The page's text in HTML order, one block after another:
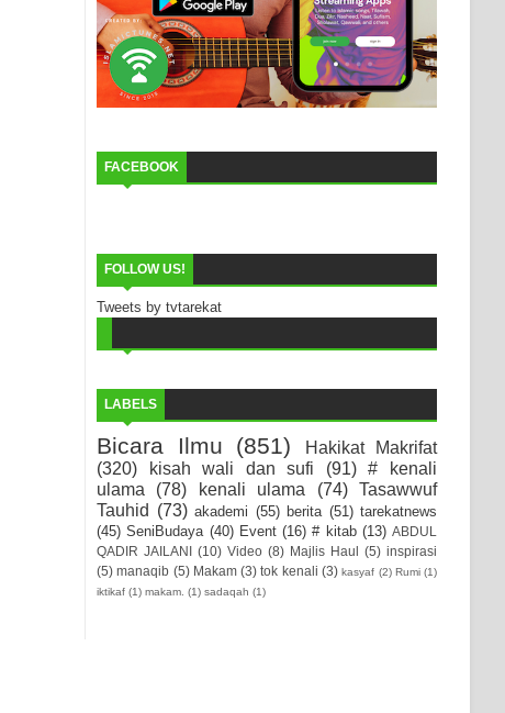
FACEBOOK
FOLLOW US!
Tweets by tvtarekat
LABELS
Bicara Ilmu (851)
Hakikat Makrifat
(320)
kisah wali dan sufi (91)
# kenali
ulama
(78) kenali ulama (74)
Tasawwuf
Tauhid (73) akademi (55) berita (51) tarekatnews
(45) SeniBudaya (40) Event (16) # kitab (13) ABDUL
QADIR JAILANI
(10) Video (8) Majlis Haul (5) inspirasi
(5) manaqib (5) Makam (3) tok kenali (3) kasyaf (2) Rumi (1)
iktikaf (1) makam. (1) sadaqah (1)